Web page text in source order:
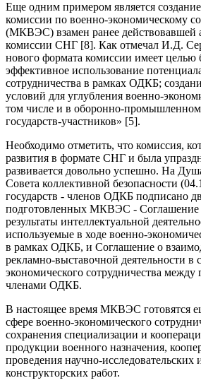
Еще одним примером является
комиссии по военно-экономическому
(МКВЭС) взамен ранее действовавшей
комиссии СНГ [8]. Как отмечал И.Д.
нового формата комиссии имеет целью
эффективное использование
сотрудничества в рамках ОДКБ;
условий для углубления военно-
том числе и в оборонно-промышленном
государств-участников» [5].
Необходимо отметить, что комиссия,
развития в формате СНГ и была
развивается довольно успешно. На
Совета коллективной безопасности
государств - членов ОДКБ подписано
подготовленных МКВЭС - Соглашение
результаты интеллектуальной
используемые в ходе военно-
в рамках ОДКБ, и Соглашение о
рекламно-выставочной деятельности в
экономического сотрудничества между
членами ОДКБ.
В настоящее время МКВЭС готовятся
сфере военно-экономического
сохранения специализации и
продукции военного назначения,
проведения научно-исследовательских
конструкторских работ.